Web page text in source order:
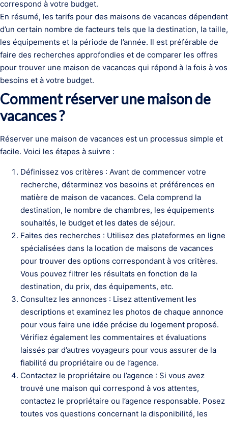
correspond à votre budget.
En résumé, les tarifs pour des maisons de vacances dépendent
d’un certain nombre de facteurs tels que la destination, la taille,
les équipements et la période de l’année. Il est préférable de
faire des recherches approfondies et de comparer les offres
pour trouver une maison de vacances qui répond à la fois à vos
besoins et à votre budget.
Comment réserver une maison de
vacances ?
Réserver une maison de vacances est un processus simple et
facile. Voici les étapes à suivre :
Définissez vos critères : Avant de commencer votre
recherche, déterminez vos besoins et préférences en
matière de maison de vacances. Cela comprend la
destination, le nombre de chambres, les équipements
souhaités, le budget et les dates de séjour.
Faites des recherches : Utilisez des plateformes en ligne
spécialisées dans la location de maisons de vacances
pour trouver des options correspondant à vos critères.
Vous pouvez filtrer les résultats en fonction de la
destination, du prix, des équipements, etc.
Consultez les annonces : Lisez attentivement les
descriptions et examinez les photos de chaque annonce
pour vous faire une idée précise du logement proposé.
Vérifiez également les commentaires et évaluations
laissés par d’autres voyageurs pour vous assurer de la
fiabilité du propriétaire ou de l’agence.
Contactez le propriétaire ou l’agence : Si vous avez
trouvé une maison qui correspond à vos attentes,
contactez le propriétaire ou l’agence responsable. Posez
toutes vos questions concernant la disponibilité, les